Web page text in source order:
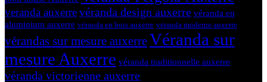
veranda auxerrevéranda design auxerre véranda en
aluminium auxerre véranda en bois auxerre véranda moderne auxerre
vérandas sur mesure auxerreVéranda sur
mesure Auxerre véranda traditionnelle auxerre
véranda victorienne auxerre